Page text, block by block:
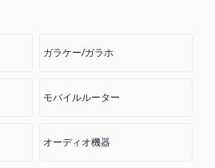
ガラケー/ガラホ
モバイルルーター
オーディオ機器